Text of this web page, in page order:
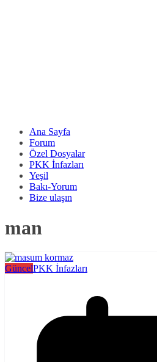
Ana Sayfa
Forum
Özel Dosyalar
PKK İnfazları
Yeşil
Bakı-Yorum
Bize ulaşın
man
GüncelPKK İnfazları